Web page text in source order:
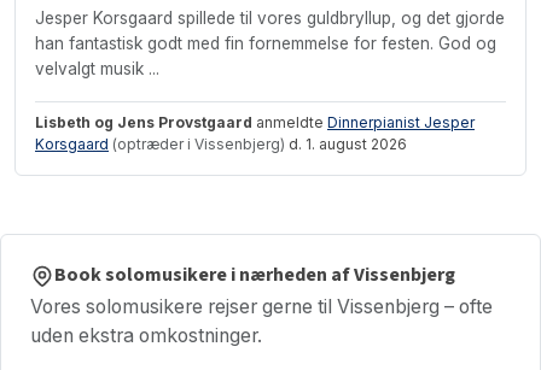
Jesper Korsgaard spillede til vores guldbryllup, og det gjorde
han fantastisk godt med fin fornemmelse for festen. God og
velvalgt musik ...
Lisbeth og Jens Provstgaard anmeldte Dinnerpianist Jesper
Korsgaard (optræder i Vissenbjerg) d. 1. august 2026
Book solomusikere i nærheden af Vissenbjerg
Vores solomusikere rejser gerne til Vissenbjerg – ofte
uden ekstra omkostninger.